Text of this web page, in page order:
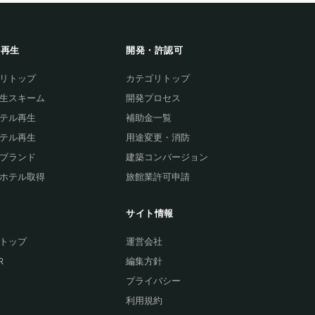
生
トップ
スキーム
ル再生
ル再生
ランド
テル取得
開発・許認可
カテゴリトップ
開発プロセス
補助金一覧
用途変更・消防
建築コンバージョン
旅館業許可申請
ップ
サイト情報
運営会社
編集方針
プライバシー
利用規約